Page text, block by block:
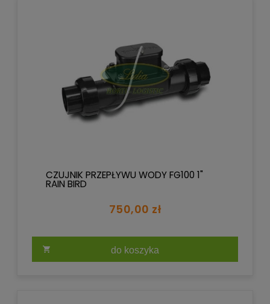
CZUJNIK PRZEPŁYWU WODY FG100 1"
RAIN BIRD
750,00 zł
do koszyka